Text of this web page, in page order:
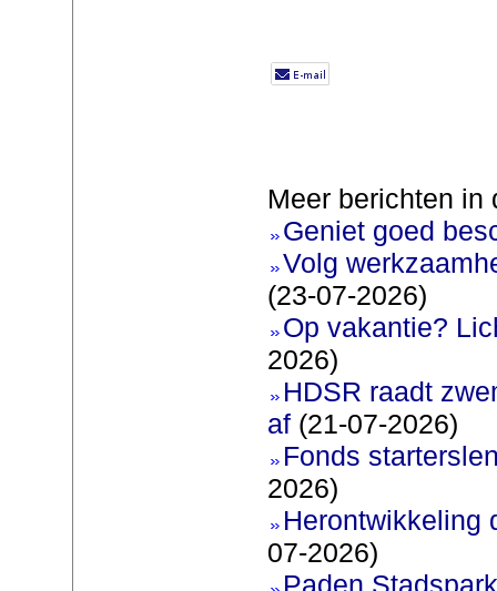
Meer berichten in
Geniet goed
Volg
(23-07-2026)
Op vakantie?
2026)
HDSR raadt
af(21-07-2026)
Fonds
2026)
Herontwikkeling
07-2026)
Paden